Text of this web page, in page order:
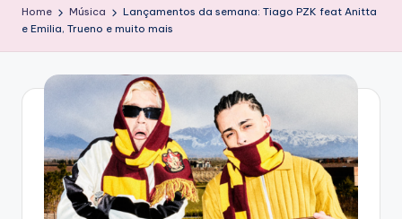
Home Música
Lançamentos da semana: Tiago PZK feat Anitta
e Emilia, Trueno e muito mais